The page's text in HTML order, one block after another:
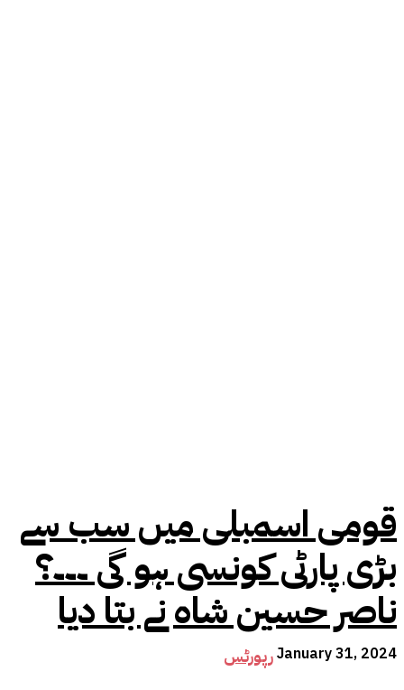
قومی اسمبلی میں سب سے
بڑی پارٹی کونسی ہو گی ۔۔۔؟
ناصر حسین شاہ نے بتا دیا
رپورٹسJanuary 31, 2024